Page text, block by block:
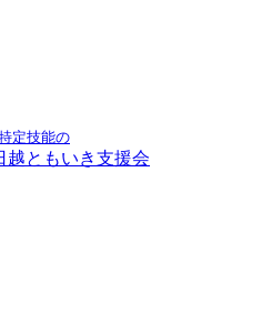
定技能の
越ともいき支援会